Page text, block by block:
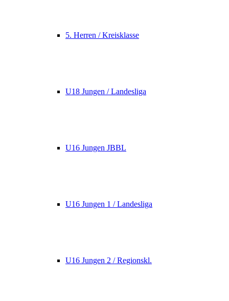
5. Herren / Kreisklasse
U18 Jungen / Landesliga
U16 Jungen JBBL
U16 Jungen 1 / Landesliga
U16 Jungen 2 / Regionskl.